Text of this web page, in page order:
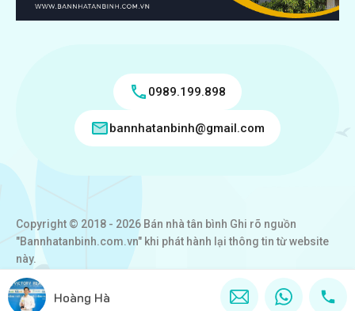
0989.199.898
bannhatanbinh@gmail.com
Copyright © 2018 - 2026 Bán nhà tân bình Ghi rõ nguồn
"Bannhatanbinh.com.vn" khi phát hành lại thông tin từ website
này.
VICTORY REAL
Hoàng Hà